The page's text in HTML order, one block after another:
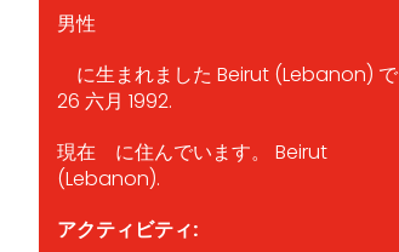
男性
に生まれました Beirut (Lebanon) で
26 六月 1992.
現在 に住んでいます。 Beirut
(Lebanon).
アクティビティ: